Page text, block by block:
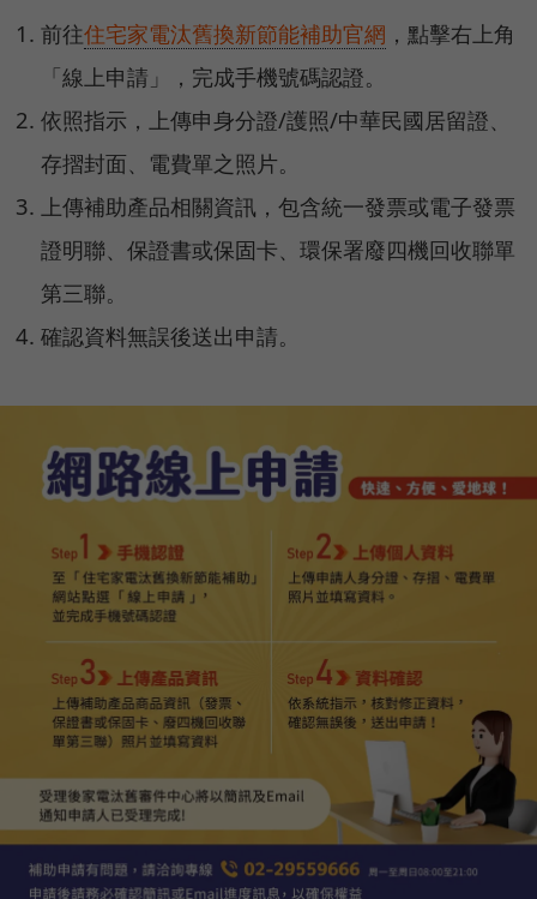
前往住宅家電汰舊換新節能補助官網 ，點擊右上角
「線上申請」，完成手機號碼認證。
依照指示，上傳申身分證/護照/中華民國居留證、
存摺封面、電費單之照片。
上傳補助產品相關資訊，包含統一發票或電子發票
證明聯、保證書或保固卡、環保署廢四機回收聯單
第三聯。
確認資料無誤後送出申請。